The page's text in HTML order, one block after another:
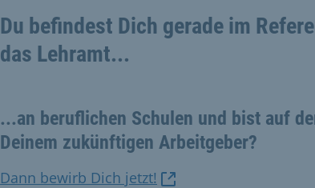
Du befindest Dich gerade im
das Lehramt...
...an beruflichen Schulen und bist auf
Deinem zukünftigen Arbeitgeber?
Dann bewirb Dich jetzt!